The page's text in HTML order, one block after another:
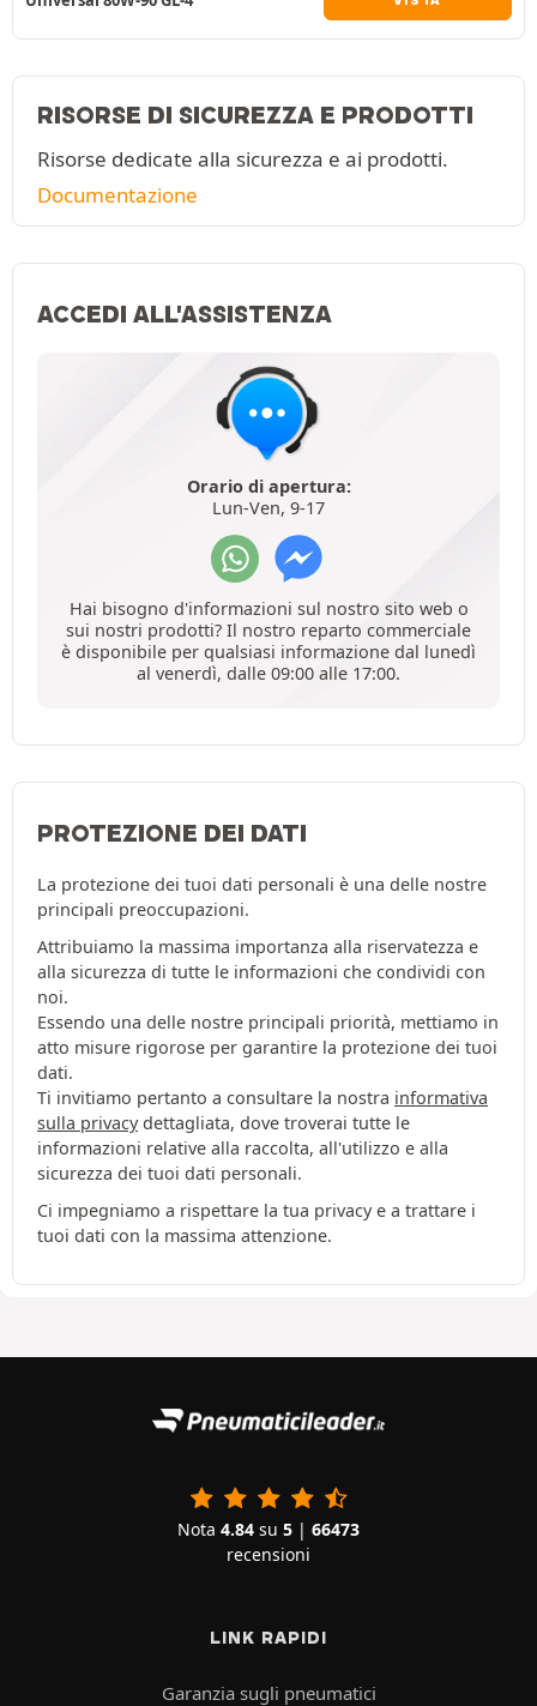
RISORSE DI SICUREZZA E PRODOTTI
Risorse dedicate alla sicurezza e ai prodotti.
Documentazione
ACCEDI ALL'ASSISTENZA
Orario di apertura:
Lun-Ven, 9-17
Hai bisogno d'informazioni sul nostro sito web o
sui nostri prodotti? Il nostro reparto commerciale
è disponibile per qualsiasi informazione dal lunedì
al venerdì, dalle 09:00 alle 17:00.
PROTEZIONE DEI DATI
La protezione dei tuoi dati personali è una delle nostre
principali preoccupazioni.
Attribuiamo la massima importanza alla riservatezza e
alla sicurezza di tutte le informazioni che condividi con
noi.
Essendo una delle nostre principali priorità, mettiamo in
atto misure rigorose per garantire la protezione dei tuoi
dati.
Ti invitiamo pertanto a consultare la nostra informativa
sulla privacydettagliata, dove troverai tutte le
informazioni relative alla raccolta, all'utilizzo e alla
sicurezza dei tuoi dati personali.
Ci impegniamo a rispettare la tua privacy e a trattare i
tuoi dati con la massima attenzione.
Nota 4.84 su 5 | 66473
recensioni
LINK RAPIDI
Garanzia sugli pneumatici